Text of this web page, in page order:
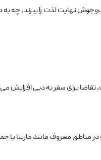
نهایت لذت را ببرند، چه به
برای سفر به دبی افزایش
معروف مانند مارینا یا